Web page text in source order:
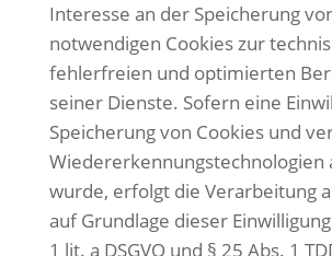
Interesse an der Speicherung
notwendigen Cookies zur
fehlerfreien und optimierten
seiner Dienste. Sofern eine
Speicherung von Cookies und
Wiedererkennungstechnologien
wurde, erfolgt die Verarbeitung
auf Grundlage dieser
1 lit. a DSGVO und § 25 Abs. 1